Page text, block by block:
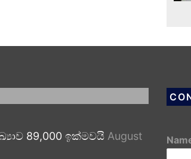
89,000 ඉක්මවයි August